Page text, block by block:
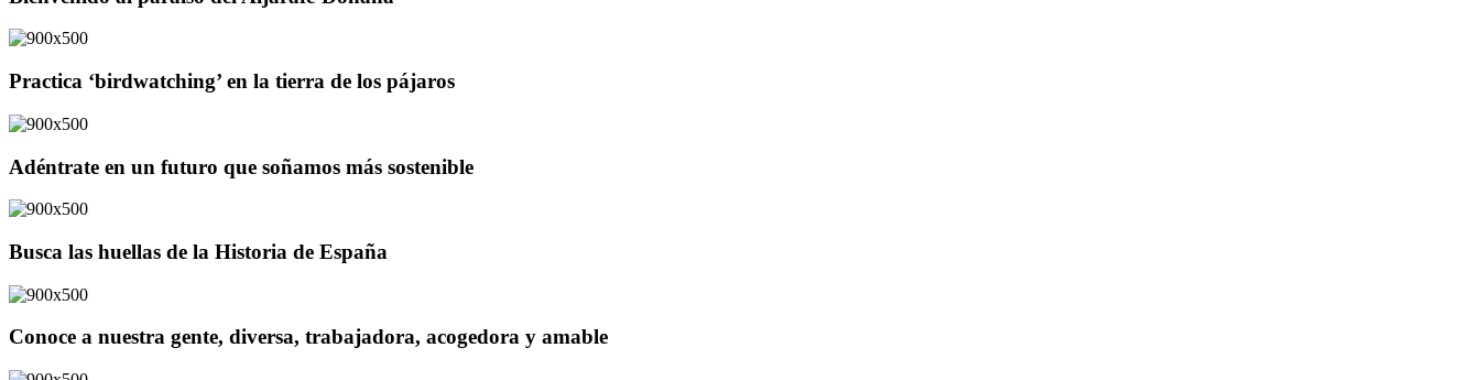
Practica ‘birdwatching’ en la tierra de los pájaros
Adéntrate en un futuro que soñamos más sostenible
Busca las huellas de la Historia de España
Conoce a nuestra gente, diversa, trabajadora, acogedora y amable